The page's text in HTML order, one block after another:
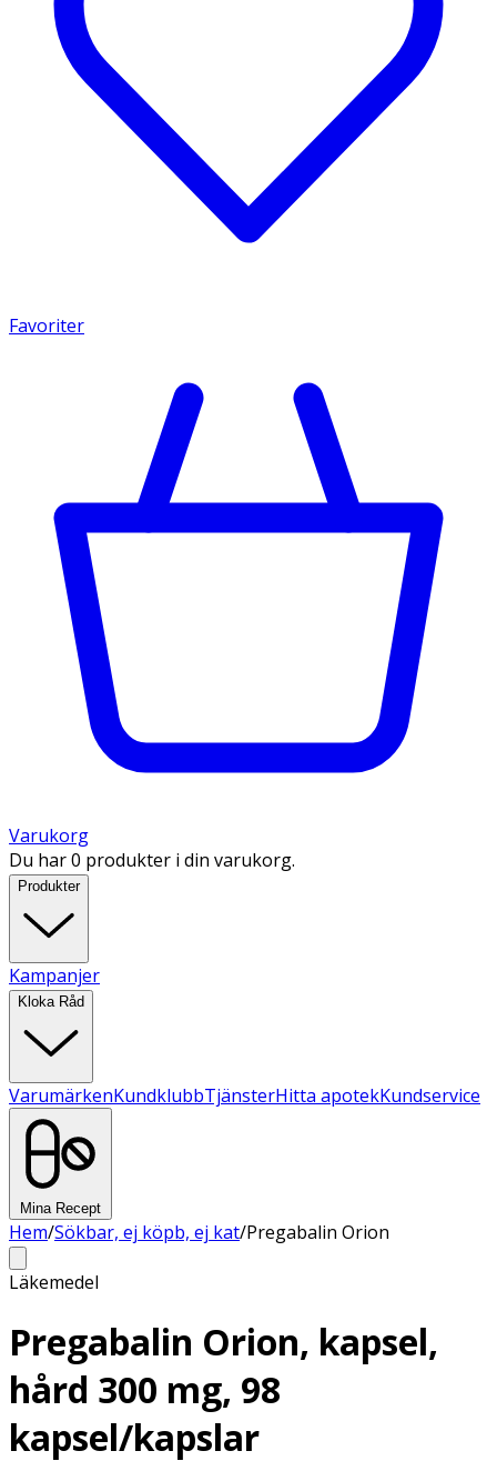
Favoriter
Varukorg
Du har 0 produkter i din varukorg.
Produkter
Kampanjer
Kloka Råd
VarumärkenKundklubbTjänsterHitta apotekKundservice
Mina Recept
Hem/Sökbar, ej köpb, ej kat/Pregabalin Orion
Läkemedel
Pregabalin Orion, kapsel,
hård 300 mg, 98
kapsel/kapslar